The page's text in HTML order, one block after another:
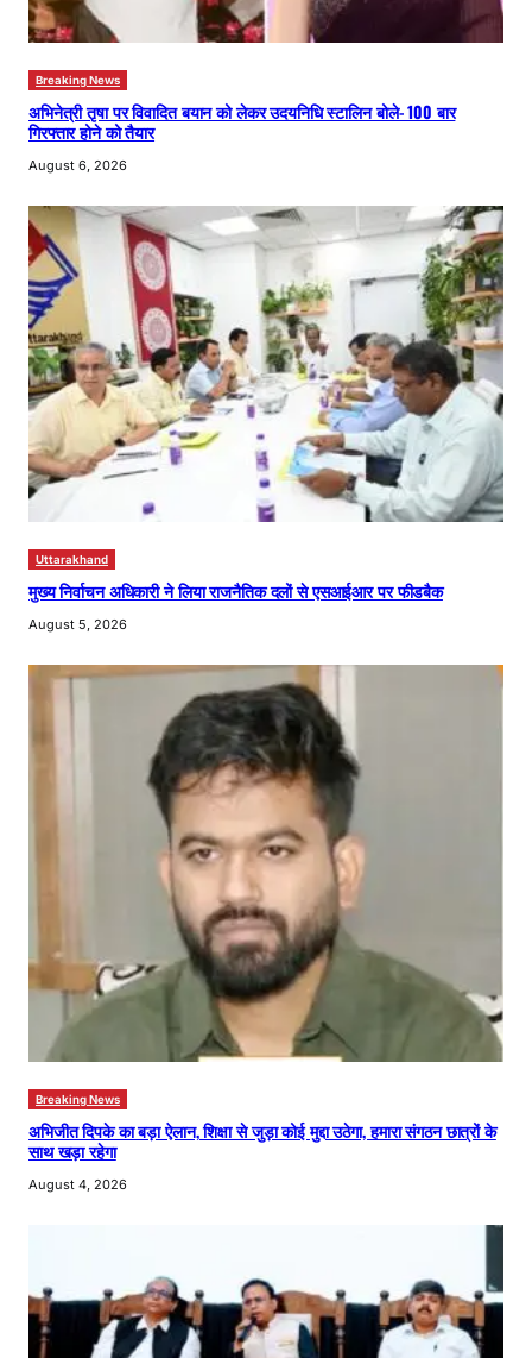
Breaking News
अभिनेत्री तृषा पर विवादित बयान को लेकर उदयनिधि स्टालिन बोले- 100 बार
गिरफ्तार होने को तैयार
August 6, 2026
Uttarakhand
मुख्य निर्वाचन अधिकारी ने लिया राजनैतिक दलों से एसआईआर पर फीडबैक
August 5, 2026
Breaking News
अभिजीत दिपके का बड़ा ऐलान, शिक्षा से जुड़ा कोई मुद्दा उठेगा, हमारा संगठन छात्रों के
साथ खड़ा रहेगा
August 4, 2026